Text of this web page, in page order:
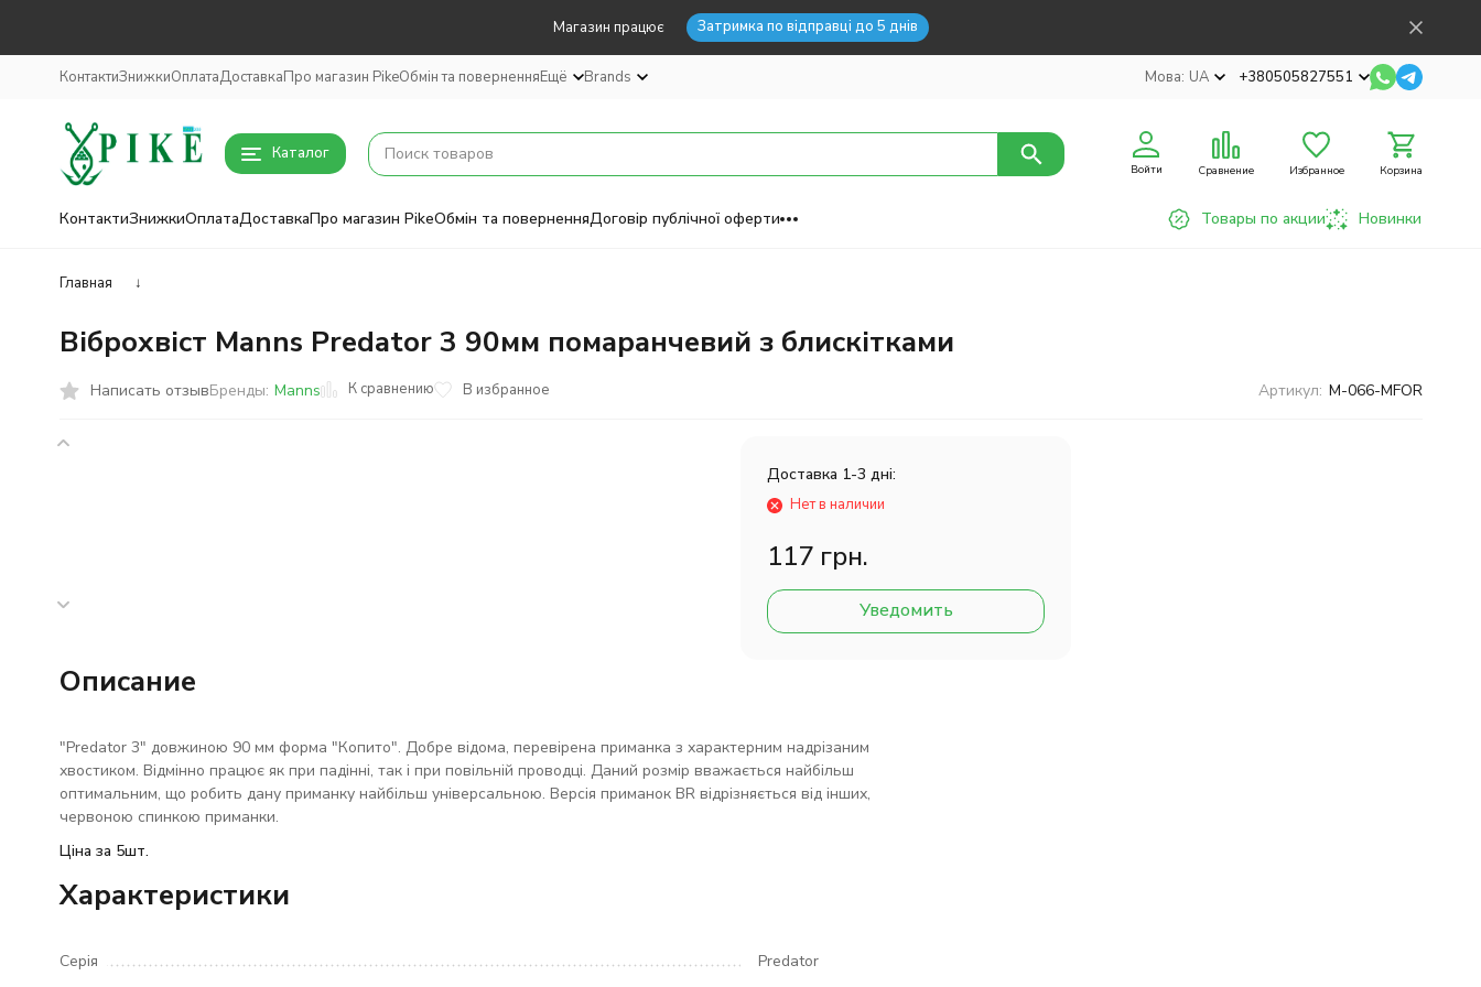
Магазин працює Затримка по відправці до 5 днів
КонтактиЗнижкиОплатаДоставкаПро магазин PikeОбмін та поверненняЕщё Brands Мова: UA +380505827551
Каталог
Войти Сравнение Избранное Корзина
КонтактиЗнижкиОплатаДоставкаПро магазин PikeОбмін та поверненняДоговір публічної оферти Товары по акции Новинки
Главная ↓
Віброхвіст Manns Predator 3 90мм помаранчевий з блискітками
Написать отзывБренды: Manns К сравнению В избранное Артикул: M-066-MFOR
Доставка 1-3 дні:
Нет в наличии
117 грн.
Уведомить
Описание
"Predator 3" довжиною 90 мм форма "Копито". Добре відома, перевірена приманка з характерним надрізаним
хвостиком. Відмінно працює як при падінні, так і при повільній проводці. Даний розмір вважається найбільш
оптимальним, що робить дану приманку найбільш універсальною. Версія приманок BR відрізняється від інших,
червоною спинкою приманки.
Ціна за 5шт.
Характеристики
Серія
Predator